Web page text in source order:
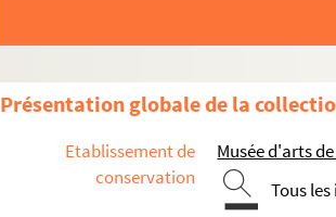
Présentation globale de la
Etablissement de
conservation
Musée d'arts
Tous
Artistes. LINDBERG, Marua
Artistes. LINDELL, Lage
Artistes. LINDEMANN, Helmut